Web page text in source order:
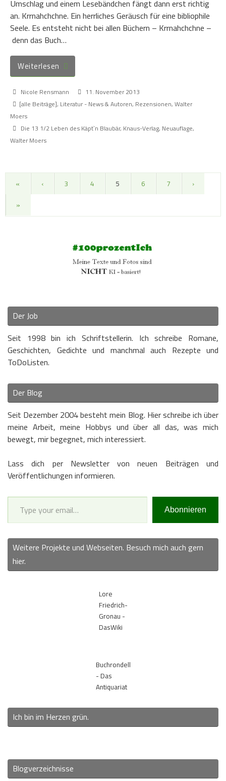
Umschlag und einem Lesebändchen fängt dann erst richtig
an. Krrnahchchne. Ein herrliches Geräusch für eine bibliophile
Seele. Es entsteht nicht bei allen Büchern – Krrnahchchne –
denn das Buch…
Weiterlesen
Nicole Rensmann
11. November 2013
[alle Beiträge], Literatur - News & Autoren, Rezensionen, Walter
Moers
Die 13 1/2 Leben des Käpt`n Blaubär, Knaus-Verlag, Neuauflage,
Walter Moers
« ‹ 3 4 5 6 7 ›
»
Der Job
Seit 1998 bin ich Schriftstellerin. Ich schreibe Romane,
Geschichten, Gedichte und manchmal auch Rezepte und
ToDoListen.
Der Blog
Seit Dezember 2004 besteht mein Blog. Hier schreibe ich über
meine Arbeit, meine Hobbys und über all das, was mich
bewegt, mir begegnet, mich interessiert.
Lass dich per Newsletter von neuen Beiträgen und
Veröffentlichungen informieren.
Type your email…
Abonnieren
Weitere Projekte und Webseiten. Besuch mich auch gern
hier.
Lore
Friedrich-
Gronau -
DasWiki
Buchrondell
- Das
Antiquariat
Ich bin im Herzen grün.
Blogverzeichnisse